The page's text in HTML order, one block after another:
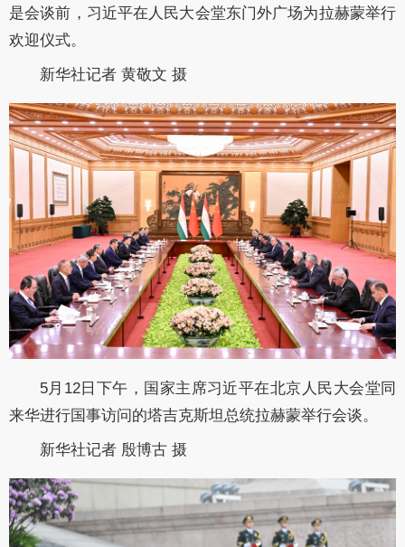
是会谈前，习近平在人民大会堂东门外广场为拉赫蒙举行
欢迎仪式。
新华社记者 黄敬文 摄
5月12日下午，国家主席习近平在北京人民大会堂同
来华进行国事访问的塔吉克斯坦总统拉赫蒙举行会谈。
新华社记者 殷博古 摄